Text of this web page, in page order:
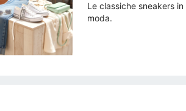
Le classiche sneakers
moda.